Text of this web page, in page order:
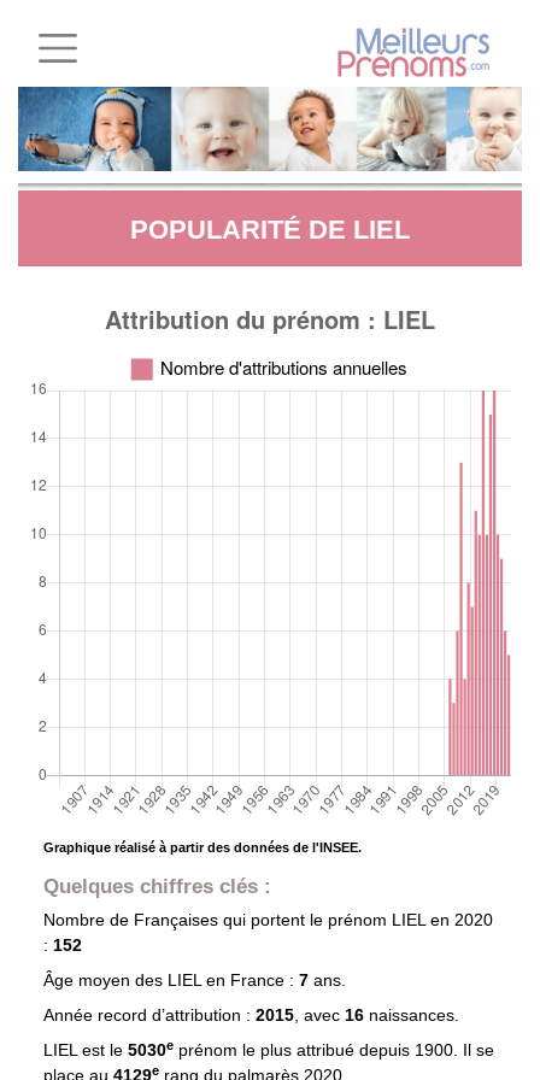
POPULARITÉ DE LIEL
Graphique réalisé à partir des données de l'INSEE.
Quelques chiffres clés :
Nombre de Françaises qui portent le prénom LIELen 2020
: 152
Âge moyen des LIELen France : 7 ans.
Année record d’attribution : 2015, avec 16 naissances.
LIEL est le 5030eprénom le plus attribué depuis 1900. Il se
place au 4129e rang du palmarès 2020.